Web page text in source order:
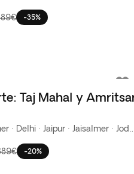
-35%
Taj Mahal y
-20%